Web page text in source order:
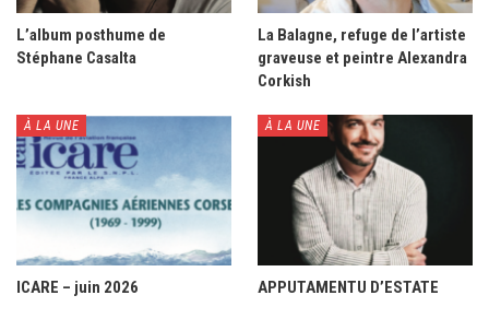
L’album posthume de
Stéphane Casalta
La Balagne, refuge de l’artiste
graveuse et peintre Alexandra
Corkish
À LA UNE
ICARE – juin 2026
À LA UNE
APPUTAMENTU D’ESTATE